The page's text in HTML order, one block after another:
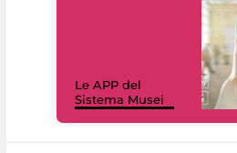
Le APP del
Sistema Musei